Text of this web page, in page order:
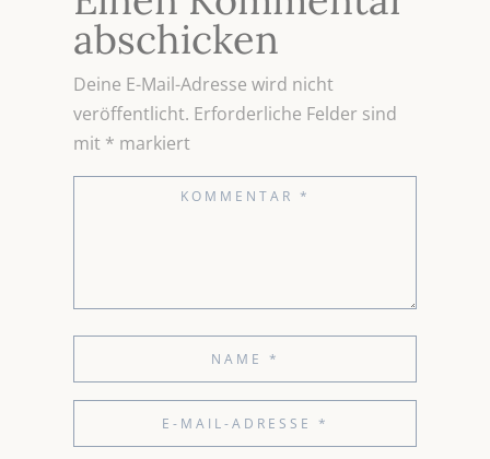
abschicken
Deine E-Mail-Adresse wird nicht
veröffentlicht. Erforderliche Felder sind
mit * markiert